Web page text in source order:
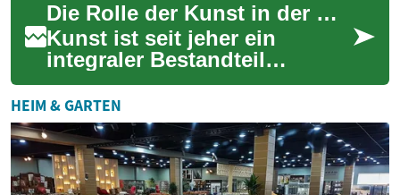
Know-how und strategisches
D...
Die Rolle der Kunst in der modernen Gesellschaft
Kunst ist seit jeher ein
integraler Bestandteil
menschlicher Zivilisationen
und hat sich im Laufe der
Geschichte stän...
HEIM & GARTEN